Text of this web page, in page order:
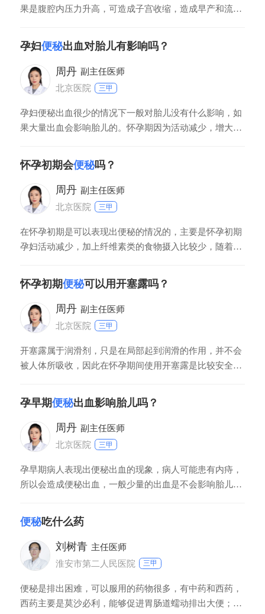
果是腹腔内压力升高，可造成子宫收缩，造成早产和流
成直肠扩张，有可能压迫子宫，因此影响胎儿的发育。此
外，便秘也会使肠道内的毒素堆积，甚至会造成胎儿宫内
发育不良、畸形。此外便秘可造成肠梗阻，造成直肠脱
垂，
孕妇便秘出血对胎儿有影响吗？
周丹 副主任医师
北京医院
三甲
孕妇便秘出血很少的情况下一般对胎儿没有什么影响，如
果大量出血会影响胎儿的。怀孕期因为活动减少，增大的
的可能造成肛裂，痔疮造成出血。一般出血比较少，对胎
儿没有什么影响；但是也有的人痔疮可能造成大出血，大
出血可能造成宝宝缺氧，发育迟缓等。
怀孕初期会便秘吗？
周丹 副主任医师
北京医院
三甲
在怀孕初期是可以表现出便秘的情况的，主要是怀孕初期
孕妇活动减少，加上纤维素类的食物摄入比较少，随着子
以表现出便秘的情况的，如果比较严重，可以用外用的开
塞露或者甘油栓治疗，平时要注意多喝水，多吃新鲜的蔬
菜和水果，避免便秘。
怀孕初期便秘可以用开塞露吗？
周丹 副主任医师
北京医院
三甲
开塞露属于润滑剂，只是在局部起到润滑的作用，并不会
被人体所吸收，因此在怀孕期间使用开塞露是比较安全
怕对胎儿产生影响。在非孕期可以一次性使用一支，但是
在孕期一般建议一次性使用半只，让大便缓慢比较顺畅的
排出来就可以。
孕早期便秘出血影响胎儿吗？
周丹 副主任医师
北京医院
三甲
孕早期病人表现出便秘出血的现象，病人可能患有内痔，
所以会造成便秘出血，一般少量的出血是不会影响胎儿
影响，病人平时也可以多吃一些水果和蔬菜，防止辛辣饮
食，要多喝热水，也可以多吃香蕉，可以有效的帮助病人
润肠通便。
便秘吃什么药
刘树青 主任医师
淮安市第二人民医院
三甲
便秘是排出困难，可以服用的药物很多，有中药和西药，
西药主要是莫沙必利，能够促进胃肠道蠕动排出大便；还